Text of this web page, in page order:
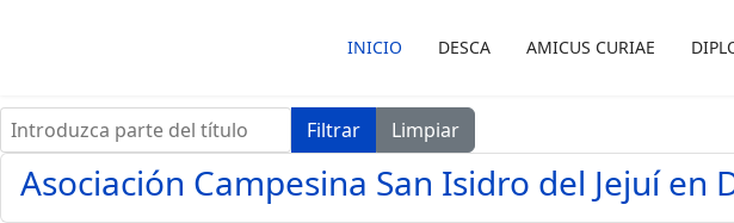
INICIO DESCA AMICUS CURIAE
Introduzca parte del título Filtrar Limpiar
Asociación Campesina San Isidro del Jejuí en